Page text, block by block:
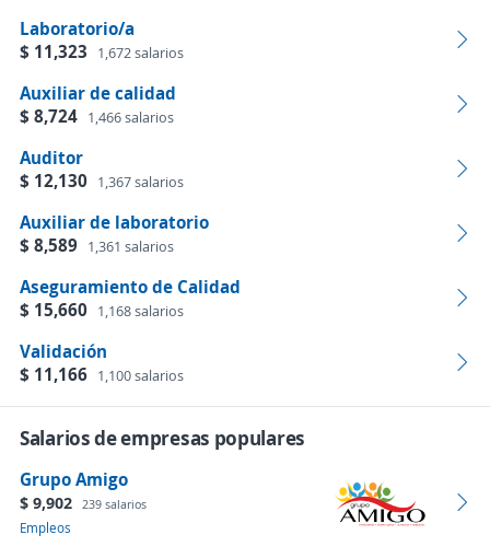
Laboratorio/a
$ 11,323
1,672 salarios
Auxiliar de calidad
$ 8,724 1,466 salarios
Auditor
$ 12,130 1,367 salarios
Auxiliar de laboratorio
$ 8,589 1,361 salarios
Aseguramiento de Calidad
$ 15,660 1,168 salarios
Validación
$ 11,166 1,100 salarios
Salarios de empresas populares
Grupo Amigo
$ 9,902 239 salarios
Empleos